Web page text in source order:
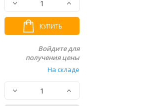
КУПИТЬ
Войдите для
получения цены
На складе